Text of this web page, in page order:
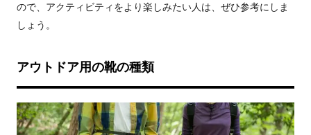
ので、アクティビティをより楽しみたい人は、ぜひ参考にしま
しょう。
アウトドア用の靴の種類